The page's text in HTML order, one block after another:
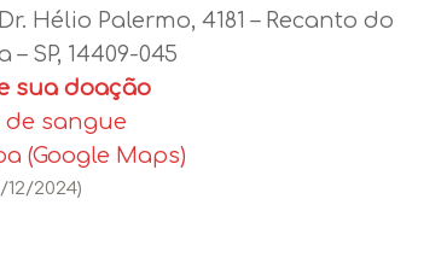
Hélio Palermo, 4181 – Recanto do
SP, 14409-045
sua doação
de sangue
(Google Maps)
12/2024)